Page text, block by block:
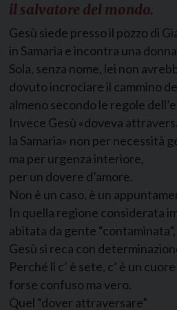
il salvatore del mondo.
Gesù siede presso il pozzo di
in Samaria e incontra una
Sola, senza nome, lei non
dovuto incrociare il cammino
almeno secondo le regole
Invece Gesù «doveva
la Samaria» non per necessità
ma per urgenza interiore,
per un dovere d’amore.
Non è un caso, è un
In quella regione considerata
abitata da gente “contaminata”,
Gesù si reca con
Perché lì c’ è sete, c’ è un
forse confuso ma vero.
Quel “dover attraversare”